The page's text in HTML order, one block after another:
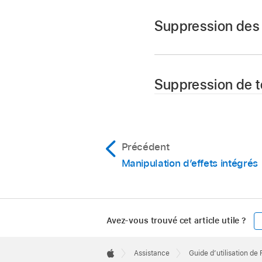
Suppression
Sélectionnez un ou
Suppression de
Précédent
Manipulation d’effets intégrés
Avez-vous trouvé cet article utile ?
Footer

Assistance Guide d’utilisation de